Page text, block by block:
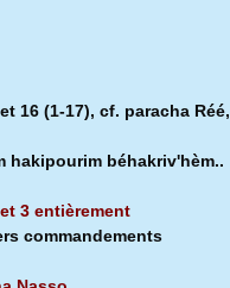
16 (1-17), cf. paracha Réé,
hakipourim béhakriv'hèm..
3 entièrement
commandements